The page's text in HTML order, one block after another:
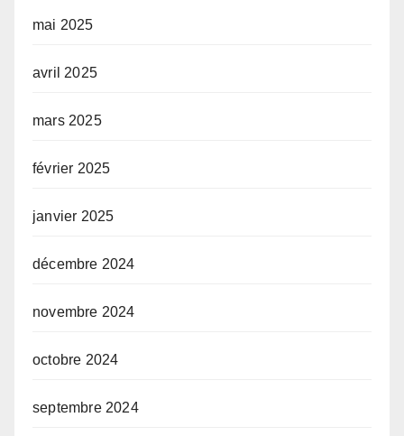
mai 2025
avril 2025
mars 2025
février 2025
janvier 2025
décembre 2024
novembre 2024
octobre 2024
septembre 2024